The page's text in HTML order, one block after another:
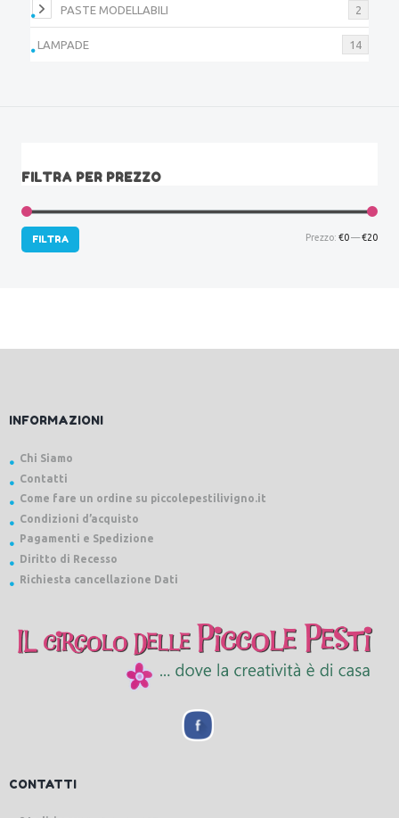
PASTE MODELLABILI 2
LAMPADE 14
FILTRA PER PREZZO
FILTRA Prezzo: €0—€20
INFORMAZIONI
Chi Siamo
Contatti
Come fare un ordine su piccolepestilivigno.it
Condizioni d’acquisto
Pagamenti e Spedizione
Diritto di Recesso
Richiesta cancellazione Dati
CONTATTI